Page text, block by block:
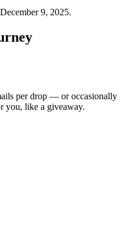
9, 2025.
per drop — or occasionally
you, like a giveaway.